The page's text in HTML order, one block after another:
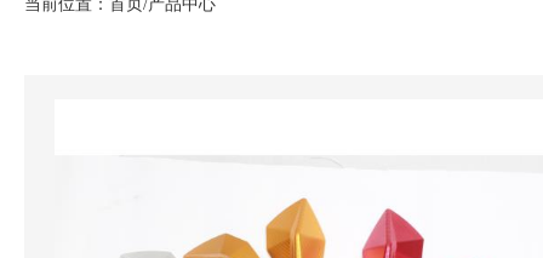
当前位置： 首页/产品中心